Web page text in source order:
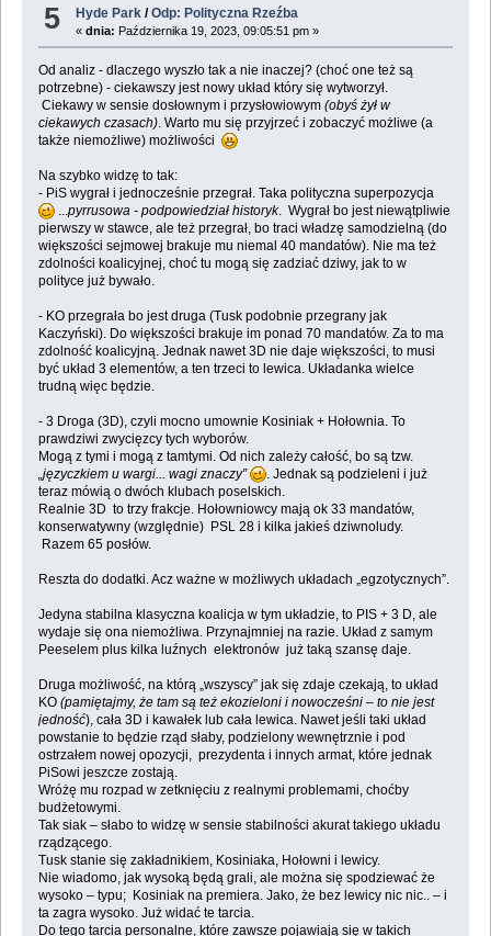
5 Hyde Park /Odp: Polityczna Rzeźba
«dnia: Października 19, 2023, 09:05:51 pm »
Od analiz - dlaczego wyszło tak a nie inaczej? (choć one też są
potrzebne) - ciekawszy jest nowy układ który się wytworzył.
Ciekawy w sensie dosłownym i przysłowiowym (obyś żył w
ciekawych czasach). Warto mu się przyjrzeć i zobaczyć możliwe (a
także niemożliwe) możliwości
Na szybko widzę to tak:
- PiS wygrał i jednocześnie przegrał. Taka polityczna superpozycja
...pyrrusowa - podpowiedział historyk. Wygrał bo jest niewątpliwie
pierwszy w stawce, ale też przegrał, bo traci władzę samodzielną (do
większości sejmowej brakuje mu niemal 40 mandatów). Nie ma też
zdolności koalicyjnej, choć tu mogą się zadziać dziwy, jak to w
polityce już bywało.
- KO przegrała bo jest druga (Tusk podobnie przegrany jak
Kaczyński). Do większości brakuje im ponad 70 mandatów. Za to ma
zdolność koalicyjną. Jednak nawet 3D nie daje większości, to musi
być układ 3 elementów, a ten trzeci to lewica. Układanka wielce
trudną więc będzie.
- 3 Droga (3D), czyli mocno umownie Kosiniak + Hołownia. To
prawdziwi zwycięzcy tych wyborów.
Mogą z tymi i mogą z tamtymi. Od nich zależy całość, bo są tzw.
„języczkiem u wargi... wagi znaczy”
. Jednak są podzieleni i już
teraz mówią o dwóch klubach poselskich.
Realnie 3D to trzy frakcje. Hołowniowcy mają ok 33 mandatów,
konserwatywny (względnie) PSL 28 i kilka jakieś dziwnoludy.
Razem 65 posłów.
Reszta do dodatki. Acz ważne w możliwych układach „egzotycznych”.
Jedyna stabilna klasyczna koalicja w tym układzie, to PIS + 3 D, ale
wydaje się ona niemożliwa. Przynajmniej na razie. Układ z samym
Peeselem plus kilka luźnych elektronów już taką szansę daje.
Druga możliwość, na którą „wszyscy” jak się zdaje czekają, to układ
KO (pamiętajmy, że tam są też ekozieloni i nowocześni – to nie jest
jedność), cała 3D i kawałek lub cała lewica. Nawet jeśli taki układ
powstanie to będzie rząd słaby, podzielony wewnętrznie i pod
ostrzałem nowej opozycji, prezydenta i innych armat, które jednak
PiSowi jeszcze zostają.
Wróżę mu rozpad w zetknięciu z realnymi problemami, choćby
budżetowymi.
Tak siak – słabo to widzę w sensie stabilności akurat takiego układu
rządzącego.
Tusk stanie się zakładnikiem, Kosiniaka, Hołowni i lewicy.
Nie wiadomo, jak wysoką będą grali, ale można się spodziewać że
wysoko – typu; Kosiniak na premiera. Jako, że bez lewicy nic nic.. – i
ta zagra wysoko. Już widać te tarcia.
Do tego tarcia personalne, które zawsze pojawiają się w takich